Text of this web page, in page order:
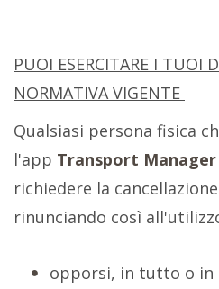
PUOI ESERCITARE I TUOI
NORMATIVA VIGENTE
Qualsiasi persona fisica
l'app Transport
richiedere la
rinunciando così
opporsi, in tutto o